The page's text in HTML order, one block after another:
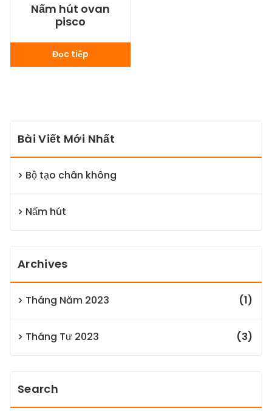
Nấm hút ovan
pisco
Đọc tiếp
Bài Viết Mới Nhất
Bộ tạo chân không
Nấm hút
Archives
Tháng Năm 2023 (1)
Tháng Tư 2023 (3)
Search